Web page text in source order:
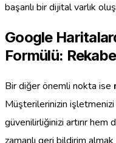
başarılı bir dijital varlık
Google
Formülü:
Bir diğer önemli nokta ise
Müşterilerinizin
güvenilirliğinizi artırır hem